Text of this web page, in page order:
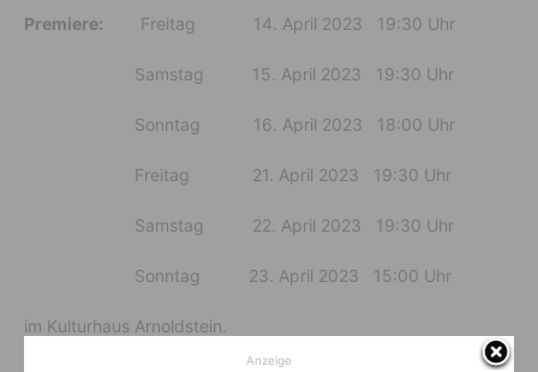
Premiere: Freitag 14. April 2023 19:30 Uhr
Samstag 15. April 2023 19:30 Uhr
Sonntag 16. April 2023 18:00 Uhr
Freitag 21. April 2023 19:30 Uhr
Samstag 22. April 2023 19:30 Uhr
Sonntag 23. April 2023 15:00 Uhr
im Kulturhaus Arnoldstein.
Anzeige